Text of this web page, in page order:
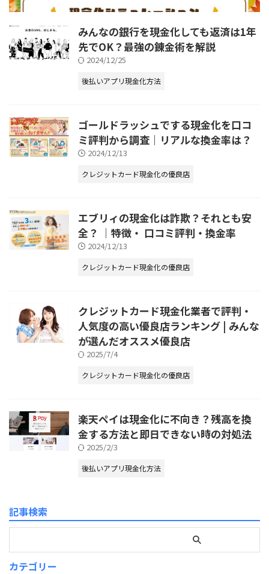
みんなの銀行を現金化しても返済は1年
先でOK？最強の錬金術を解説
2024/12/25
後払いアプリ現金化方法
ゴールドラッシュでする現金化を口コ
ミ評判から調査｜リアルな換金率は？
2024/12/13
クレジットカード現金化の優良店
エブリィの現金化は詐欺？それとも安
全？ ｜特徴・ 口コミ評判・換金率
2024/12/13
クレジットカード現金化の優良店
クレジットカード現金化業者で評判・
人気度の高い優良店ランキング | みんな
が選んだオススメ優良店
2025/7/4
クレジットカード現金化の優良店
楽天ペイは現金化に不向き？残高を換
金する方法と即日できない時の対処法
2025/2/3
後払いアプリ現金化方法
記事検索
カテゴリー